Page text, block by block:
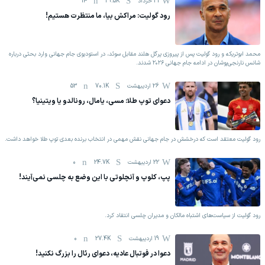
رود گولیت: مراکش بیا، ما منتظرت هستیم!
محمد ابوتریکه و رود گولیت پس از پیروزی پرگل هلند مقابل سوئد، در استودیوی جام جهانی وارد بحثی درباره
شانس نارنجی‌پوشان در ادامه جام جهانی ۲۰۲۶ شدند.
26 اردیبهشت 70.1K
53
دعوای توپ طلا: مسی، یامال، رونالدو یا ویتینیا؟
رود گولیت معتقد است که درخشش در جام جهانی نقش مهمی در انتخاب برنده بعدی توپ طلا خواهد داشت.
22 اردیبهشت 24.7K
0
پپ، کلوپ و آنچلوتی با این وضع به چلسی نمی‌آیند!
رود گولیت از سیاست‌های اشتباه مالکان و مدیران چلسی انتقاد کرد.
19 اردیبهشت 27.4K
0
دعوا در فوتبال عادیه، دعوای رئال را بزرگ نکنید!